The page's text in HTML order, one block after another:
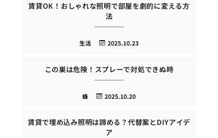
賃貸OK！おしゃれな照明で部屋を劇的に変える方
法
2025.10.23
生活
この巣は危険！スプレーで対処できぬ時
2025.10.20
蜂
賃貸で埋め込み照明は諦める？代替案とDIYアイデ
ア